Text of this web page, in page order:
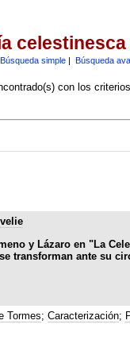
celestinesca
Búsqueda simple| Búsqueda
con los
y Lázaro en "La
transforman ante su
Tormes; Caracterización;